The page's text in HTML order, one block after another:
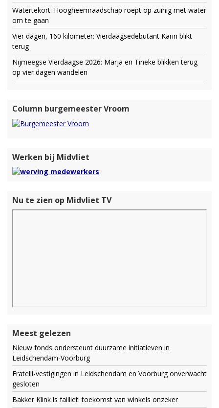
Watertekort: Hoogheemraadschap roept op zuinig met water
om te gaan
Vier dagen, 160 kilometer: Vierdaagsedebutant Karin blikt
terug
Nijmeegse Vierdaagse 2026: Marja en Tineke blikken terug
op vier dagen wandelen
Column burgemeester Vroom
Werken bij Midvliet
Nu te zien op Midvliet TV
Meest gelezen
Nieuw fonds ondersteunt duurzame initiatieven in
Leidschendam-Voorburg
Fratelli-vestigingen in Leidschendam en Voorburg onverwacht
gesloten
Bakker Klink is failliet: toekomst van winkels onzeker